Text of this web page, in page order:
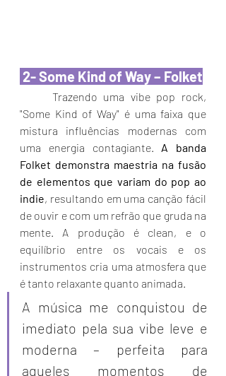
2- Some Kind of Way – Folket
"Some Kind of Way" é uma faixa que
mistura influências modernas com
uma energia contagiante. A banda
Folket demonstra maestria na fusão
de elementos que variam do pop ao
indie, resultando em uma canção fácil
de ouvir e com um refrão que gruda na
mente. A produção é clean, e o
equilíbrio entre os vocais e os
instrumentos cria uma atmosfera que
é tanto relaxante quanto animada.
A música me conquistou de
imediato pela sua vibe leve e
moderna – perfeita para
aqueles momentos de